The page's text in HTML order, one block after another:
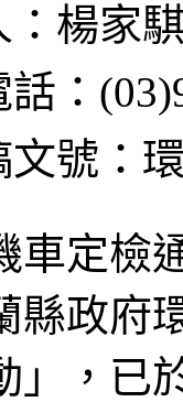
：楊家騏
：
文號：
車定檢
縣政府
」，已